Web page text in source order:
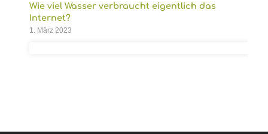
Wie viel Wasser verbraucht eigentlich das
Internet?
1. März 2023